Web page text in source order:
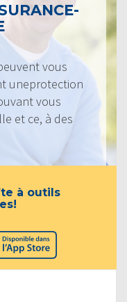
vous
uneprotection
vous
et ce, à des
à outils